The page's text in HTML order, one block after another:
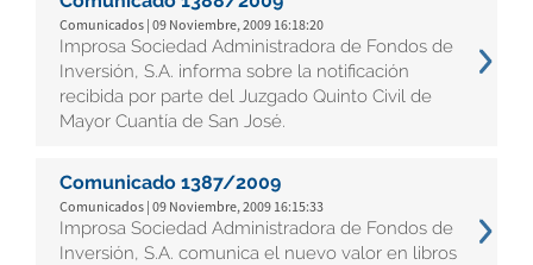
Comunicados | 09 Noviembre, 2009 16:18:20
Improsa Sociedad Administradora de Fondos de
Inversión, S.A. informa sobre la notificación
recibida por parte del Juzgado Quinto Civil de
Mayor Cuantía de San José.
Comunicado 1387/2009
Comunicados | 09 Noviembre, 2009 16:15:33
Improsa Sociedad Administradora de Fondos de
Inversión, S.A. comunica el nuevo valor en libros